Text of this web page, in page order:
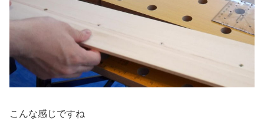
こんな感じですね